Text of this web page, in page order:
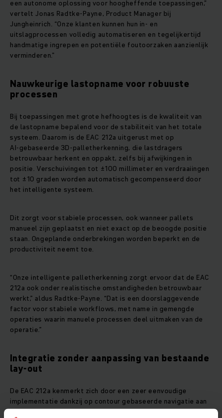
een autonome oplossing voor hoogheffende toepassingen,”
vertelt Jonas Radtke‑Payne, Product Manager bij
Jungheinrich. “Onze klanten kunnen hun in‑ en
uitslagprocessen volledig automatiseren en tegelijkertijd
handmatige ingrepen en potentiële foutoorzaken aanzienlijk
verminderen.”
Nauwkeurige lastopname voor robuuste
processen
Bij toepassingen met grote hefhoogtes is de kwaliteit van
de lastopname bepalend voor de stabiliteit van het totale
systeem. Daarom is de EAC 212a uitgerust met op
AI‑gebaseerde 3D‑palletherkenning, die lastdragers
betrouwbaar herkent en oppakt, zelfs bij afwijkingen in
positie. Verschuivingen tot ±100 millimeter en verdraaiingen
tot ±10 graden worden automatisch gecompenseerd door
het intelligente systeem.
Dit zorgt voor stabiele processen, ook wanneer pallets
manueel zijn geplaatst en niet exact op de beoogde positie
staan. Ongeplande onderbrekingen worden beperkt en de
productiviteit neemt toe.
“Onze intelligente palletherkenning zorgt ervoor dat de EAC
212a ook onder realistische omstandigheden betrouwbaar
werkt,” aldus Radtke‑Payne. “Dat is een doorslaggevende
factor voor stabiele workflows, met name in gemengde
operaties waarin manuele processen deel uitmaken van de
operatie.”
Integratie zonder aanpassing van bestaande
lay‑out
De EAC 212a kenmerkt zich door een zeer eenvoudige
implementatie dankzij op contour gebaseerde navigatie aan
de hand van natuurlijke omgevingskenmerken. Met behulp